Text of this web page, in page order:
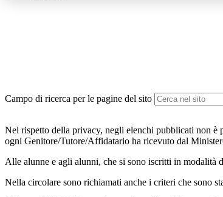
Campo di ricerca per le pagine del sito
Nel rispetto della privacy, negli elenchi pubblicati non è
ogni Genitore/Tutore/Affidatario ha ricevuto dal
Alle alunne e agli alunni, che si sono iscritti in modalità
Nella circolare sono richiamati anche i criteri che sono